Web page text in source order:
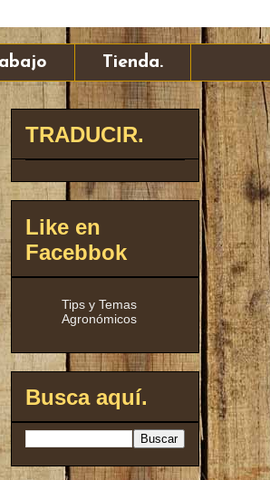
Tienda.
TRADUCIR.
Like en
Facebbok
Tips y Temas
Agronómicos
Busca aquí.